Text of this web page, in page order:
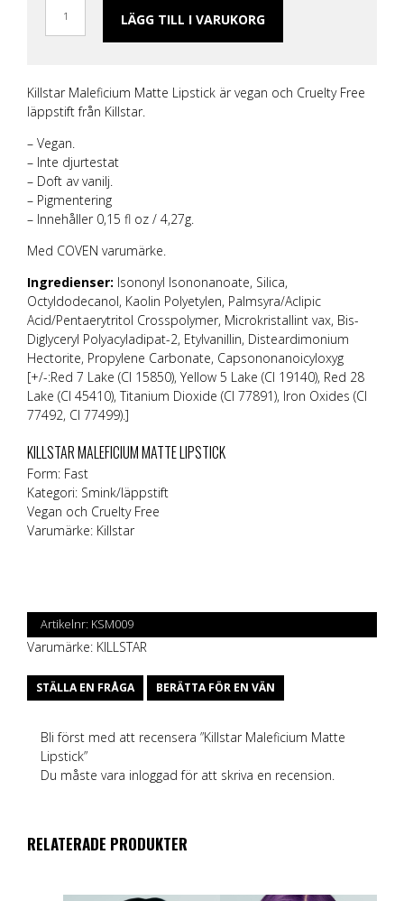
LÄGG TILL I VARUKORG
Killstar Maleficium Matte Lipstick är vegan och Cruelty Free
läppstift från Killstar.
– Vegan.
– Inte djurtestat
– Doft av vanilj.
– Pigmentering
– Innehåller 0,15 fl oz / 4,27g.
Med COVEN varumärke.
Ingredienser: Isononyl Isononanoate, Silica,
Octyldodecanol, Kaolin Polyetylen, Palmsyra/Aclipic
Acid/Pentaerytritol Crosspolymer, Microkristallint vax, Bis-
Diglyceryl Polyacyladipat-2, Etylvanillin, Disteardimonium
Hectorite, Propylene Carbonate, Capsononanoicyloxyg
[+/-:Red 7 Lake (CI 15850), Yellow 5 Lake (CI 19140), Red 28
Lake (CI 45410), Titanium Dioxide (CI 77891), Iron Oxides (CI
77492, CI 77499).]
KILLSTAR MALEFICIUM MATTE LIPSTICK
Form: Fast
Kategori: Smink/läppstift
Vegan och Cruelty Free
Varumärke: Killstar
Artikelnr: KSM009
Varumärke: KILLSTAR
STÄLLA EN FRÅGA BERÄTTA FÖR EN VÄN
Bli först med att recensera ”Killstar Maleficium Matte
Lipstick”
Du måste vara inloggad för att skriva en recension.
RELATERADE PRODUKTER